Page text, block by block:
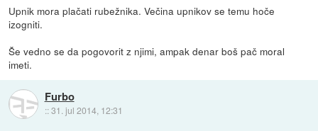
Upnik mora plačati rubežnika. Večina upnikov se temu hoče
izogniti.
Še vedno se da pogovorit z njimi, ampak denar boš pač moral
imeti.
Furbo
::31. jul 2014, 12:31